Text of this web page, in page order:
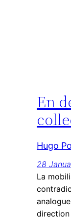
En
Hugo
28
La
direction